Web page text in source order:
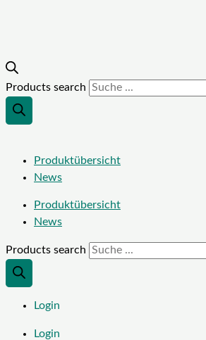
Products search
Produktübersicht
News
Produktübersicht
News
Products search
Login
Login